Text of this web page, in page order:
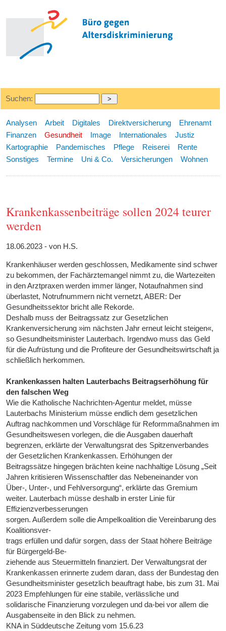
Suchen:
Analysen Arbeit Digitales Direktversicherung
Ehrenamt
Finanzen
Gesundheit Image Internationales
Justiz
Kartographie
Pandemisches Pflege Reiserei
Rente
Sonstiges
Termine Uni & Co. Versicherungen Wohnen
Krankenkassenbeiträge sollen 2024 teurer
werden
18.06.2023 - von H.S.
Krankenhäuser werden geschlossen, Medikamente sind schwer
zu bekommen, der Fachärztemangel nimmt zu, die Wartezeiten
in den Arztpraxen werden immer länger, Notaufnahmen sind
überlastet, Notrufnummern nicht vernetzt, ABER: Der
Gesundheitssektor bricht alle Rekorde.
Deshalb muss der Beitragssatz zur Gesetzlichen
Krankenversicherung »im nächsten Jahr erneut leicht steigen«,
so Gesundheitsminister Lauterbach. Irgendwo muss das Geld
für die Aufrüstung und die Profiteure der Gesundheitswirtschaft ja
schließlich herkommen.
Krankenkassen halten Lauterbachs Beitragserhöhung für
den falschen Weg
Wie die Katholische Nachrichten-Agentur meldet, müsse
Lauterbachs Ministerium müsse endlich dem gesetzlichen
Auftrag nachkommen und Vorschläge für Reformmaßnahmen im
Gesundheitswesen vorlegen, die die Ausgaben dauerhaft
begrenzen, erklärte der Verwaltungsrat des Spitzenverbandes
der Gesetzlichen Krankenkassen. Erhöhungen der
Beitragssätze hingegen brächten keine nachhaltige Lösung „Seit
Jahren kritisieren Wissenschaftler das Nebeneinander von
Über-, Unter-, und Fehlversorgung“, erklärte das Gremium
weiter. Lauterbach müsse deshalb in erster Linie für
Effizienzverbesserungen
sorgen. Außerdem solle die Ampelkoalition die Vereinbarung des
Koalitionsver-
trags erfüllen und dafür sorgen, dass der Staat höhere Beiträge
für Bürgergeld-Be-
ziehende aus Steuermitteln finanziert. Der Verwaltungsrat der
Krankenkassen erinnerte zudem daran, dass der Bundestag den
Gesundheitsminister gesetzlich beauftragt habe, bis zum 31. Mai
2023 Empfehlungen für eine stabile, verlässliche und
solidarische Finanzierung vorzulegen und da-bei vor allem die
Ausgabenseite in den Blick zu nehmen.
KNA in Süddeutsche Zeitung vom 15.6.23